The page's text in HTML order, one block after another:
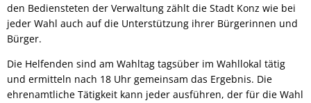
den Bediensteten der Verwaltung zählt die Stadt Konz wie bei
jeder Wahl auch auf die Unterstützung ihrer Bürgerinnen und
Bürger.
Die Helfenden sind am Wahltag tagsüber im Wahllokal tätig
und ermitteln nach 18 Uhr gemeinsam das Ergebnis. Die
ehrenamtliche Tätigkeit kann jeder ausführen, der für die Wahl